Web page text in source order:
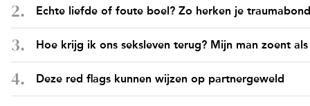
Echte liefde of foute boel? Zo herken je
Hoe krijg ik ons seksleven terug? Mijn man zoent
Deze red flags kunnen wijzen op partnergeweld